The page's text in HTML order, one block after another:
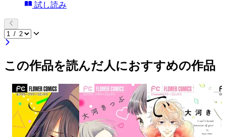
試し読み
この作品を読んだ人におすすめの作品